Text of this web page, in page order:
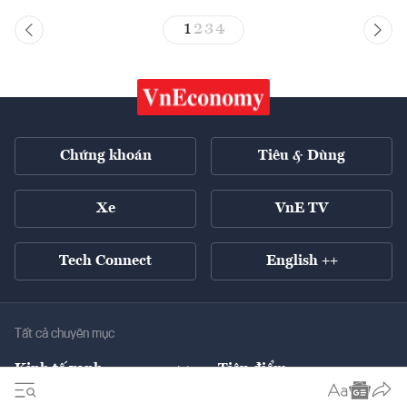
1 23 4
Chứng khoán Tiêu & Dùng
Xe VnE TV
Tech Connect English ++
Tất cả chuyên mục
Kinh tế xanh
Chuyển động xanh
Tiêu điểm